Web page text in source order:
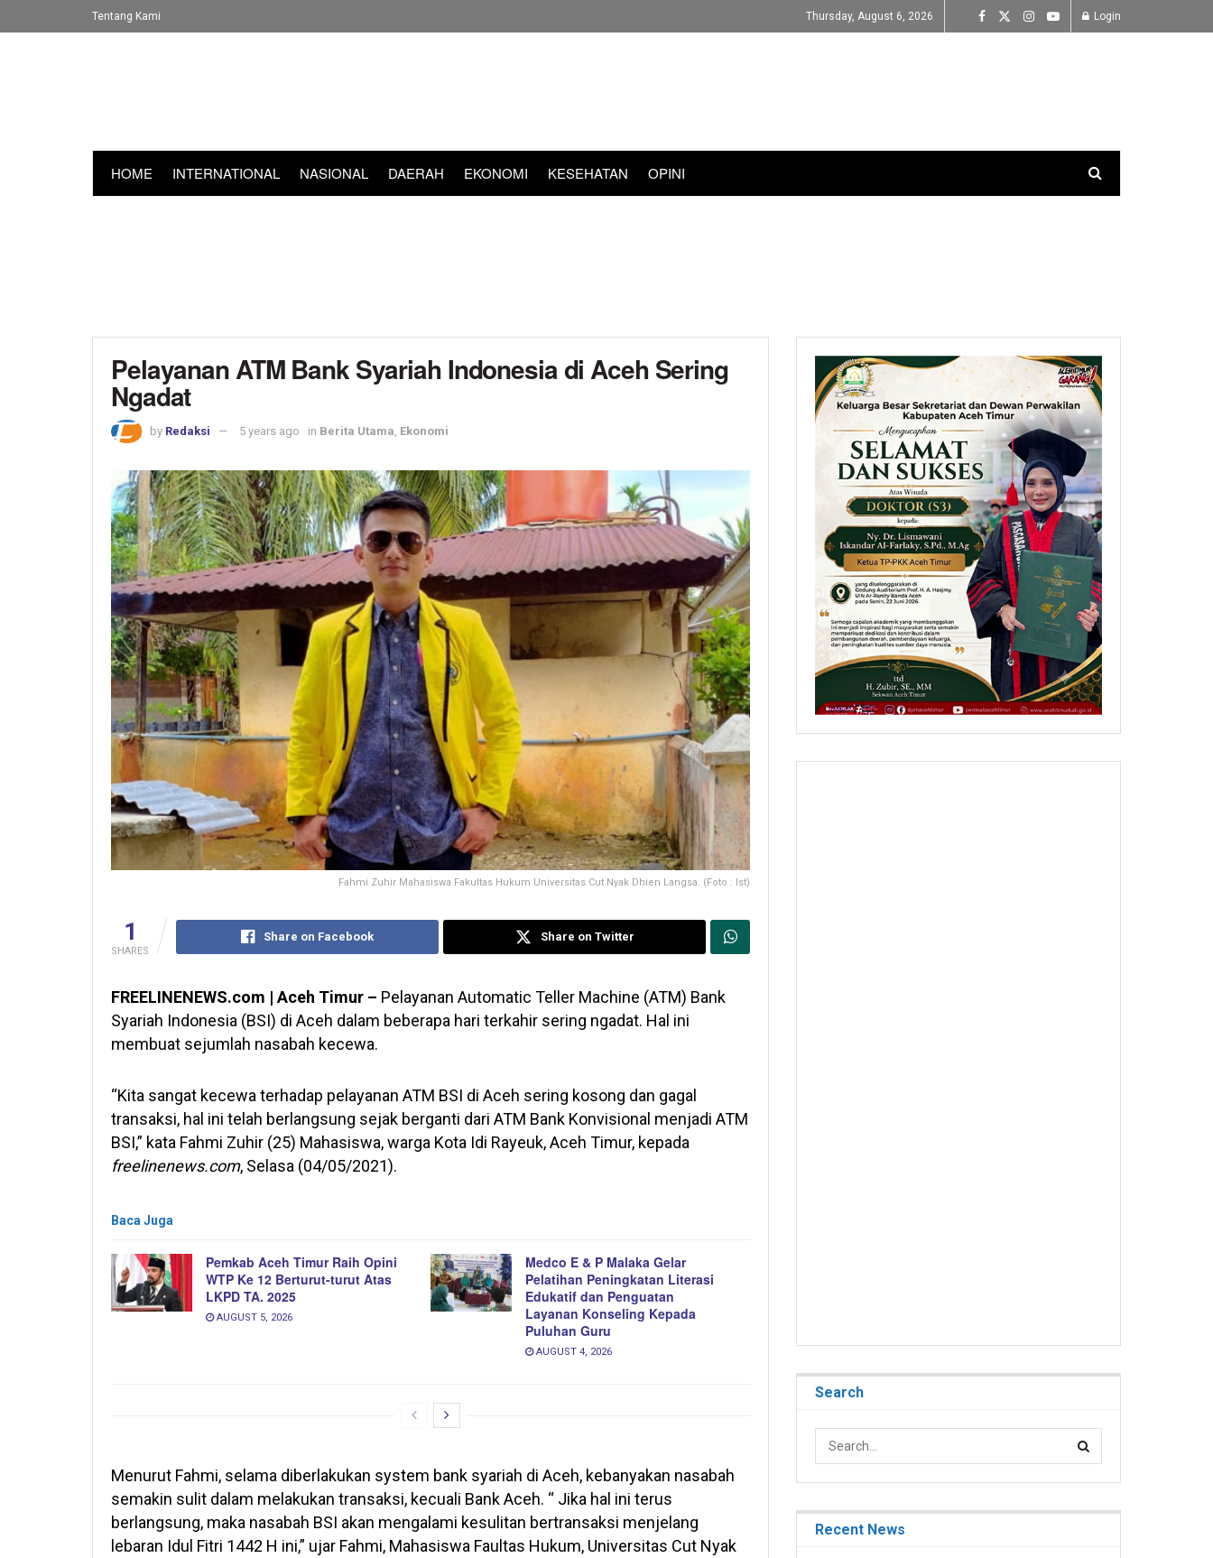
Tentang Kami Thursday, August 6, 2026 Login
HOME INTERNATIONAL NASIONAL DAERAH EKONOMI KESEHATAN OPINI
Pelayanan ATM Bank Syariah Indonesia di Aceh Sering
Ngadat
by Redaksi 5 years ago in Berita Utama Ekonomi
Fahmi Zuhir Mahasiswa Fakultas Hukum Universitas Cut Nyak Dhien Langsa. (Foto : Ist)
1
SHARES
Share on Facebook Share on Twitter
FREELINENEWS.com | Aceh Timur – Pelayanan Automatic Teller Machine (ATM) Bank
Syariah Indonesia (BSI) di Aceh dalam beberapa hari terkahir sering ngadat. Hal ini
membuat sejumlah nasabah kecewa.
“Kita sangat kecewa terhadap pelayanan ATM BSI di Aceh sering kosong dan gagal
transaksi, hal ini telah berlangsung sejak berganti dari ATM Bank Konvisional menjadi ATM
BSI,” kata Fahmi Zuhir (25) Mahasiswa, warga Kota Idi Rayeuk, Aceh Timur, kepada
freelinenews.com, Selasa (04/05/2021).
Baca Juga
Pemkab Aceh Timur Raih Opini
WTP Ke 12 Berturut-turut Atas
LKPD TA. 2025
AUGUST 5, 2026
Medco E & P Malaka Gelar
Pelatihan Peningkatan Literasi
Edukatif dan Penguatan
Layanan Konseling Kepada
Puluhan Guru
AUGUST 4, 2026
Menurut Fahmi, selama diberlakukan system bank syariah di Aceh, kebanyakan nasabah
semakin sulit dalam melakukan transaksi, kecuali Bank Aceh. “ Jika hal ini terus
berlangsung, maka nasabah BSI akan mengalami kesulitan bertransaksi menjelang
lebaran Idul Fitri 1442 H ini,” ujar Fahmi, Mahasiswa Faultas Hukum, Universitas Cut Nyak
Search
Recent News